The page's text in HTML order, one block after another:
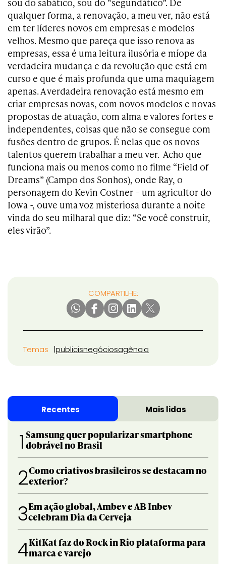
qualquer forma, a renovação, a meu ver, não está
em ter líderes novos em empresas e modelos
velhos. Mesmo que pareça que isso renova as
empresas, essa é uma leitura ilusória e míope da
verdadeira mudança e da revolução que está em
curso e que é mais profunda que uma maquiagem
apenas. A verdadeira renovação está mesmo em
criar empresas novas, com novos modelos e novas
propostas de atuação, com alma e valores fortes e
independentes, coisas que não se consegue com
fusões dentro de grupos. É nelas que os novos
talentos querem trabalhar a meu ver. Acho que
funciona mais ou menos como no filme “Field of
Dreams” (Campo dos Sonhos), onde Ray, o
personagem do Kevin Costner – um agricultor do
Iowa -, ouve uma voz misteriosa durante a noite
vinda do seu milharal que diz: “Se você construir,
eles virão”.
COMPARTILHE:
Temas publicisnegóciosagência
Recentes Mais lidas
1 Samsung quer popularizar smartphone
dobrável no Brasil
2Como criativos brasileiros se destacam no
exterior?
3Em ação global, Ambev e AB Inbev
celebram Dia da Cerveja
4KitKat faz do Rock in Rio plataforma para
marca e varejo